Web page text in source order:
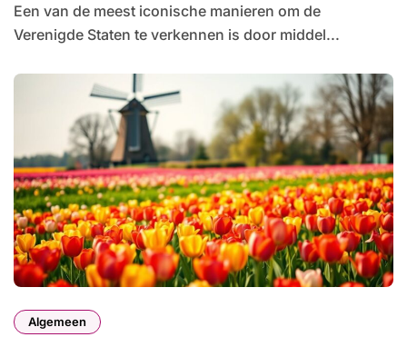
Een van de meest iconische manieren om de
Verenigde Staten te verkennen is door middel...
Algemeen